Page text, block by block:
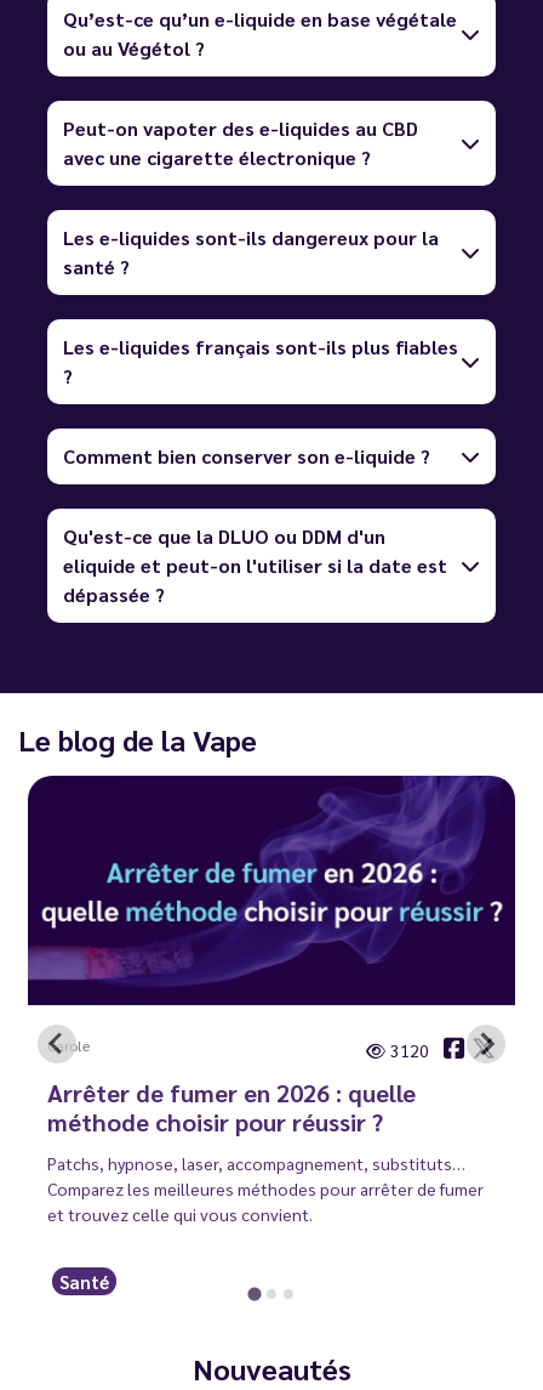
Qu’est-ce qu’un e-liquide en base végétale
ou au Végétol ?
Peut-on vapoter des e-liquides au CBD
avec une cigarette électronique ?
Les e-liquides sont-ils dangereux pour la
santé ?
Les e-liquides français sont-ils plus fiables
?
Comment bien conserver son e-liquide ?
Qu'est-ce que la DLUO ou DDM d'un
eliquide et peut-on l'utiliser si la date est
dépassée ?
Le blog de la Vape
Carole 3120
Arrêter de fumer en 2026 : quelle
méthode choisir pour réussir ?
Patchs, hypnose, laser, accompagnement, substituts…
Comparez les meilleures méthodes pour arrêter de fumer
et trouvez celle qui vous convient.
Santé
Nouveautés